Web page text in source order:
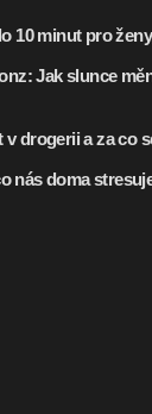
10 minut pro
Jak slunce
v drogerii a za co
nás doma